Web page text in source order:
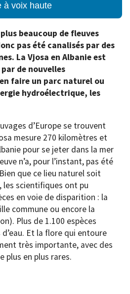
à voix haute
beaucoup de fleuves
pas été canalisés par des
La Vjosa en Albanie est
de nouvelles
faire un parc naturel ou
hydroélectrique, les
d’Europe se trouvent
mesure 270 kilomètres et
pour se jeter dans la mer
n’a, pour l’instant, pas été
que ce lieu naturel soit
les scientifiques ont pu
en voie de disparition : la
commune ou encore la
Plus de 1.100 espèces
Et la flore qui entoure
très importante, avec des
plus en plus rares.